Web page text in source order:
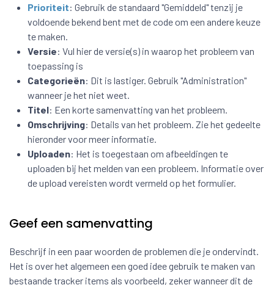
Prioriteit: Gebruik de standaard "Gemiddeld" tenzij je
voldoende bekend bent met de code om een andere keuze
te maken.
Versie: Vul hier de versie(s) in waarop het probleem van
toepassing is
Categorieën: Dit is lastiger. Gebruik "Administration"
wanneer je het niet weet.
Titel: Een korte samenvatting van het probleem.
Omschrijving: Details van het probleem. Zie het gedeelte
hieronder voor meer informatie.
Uploaden: Het is toegestaan om afbeeldingen te
uploaden bij het melden van een probleem. Informatie over
de upload vereisten wordt vermeld op het formulier.
Geef een samenvatting
Beschrijf in een paar woorden de problemen die je ondervindt.
Het is over het algemeen een goed idee gebruik te maken van
bestaande tracker items als voorbeeld, zeker wanneer dit de